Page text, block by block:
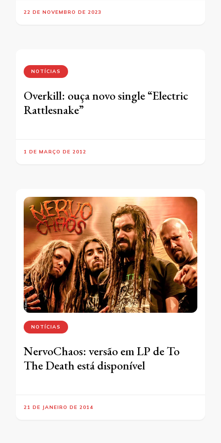
22 DE NOVEMBRO DE 2023
NOTÍCIAS
Overkill: ouça novo single “Electric
Rattlesnake”
1 DE MARÇO DE 2012
NOTÍCIAS
NervoChaos: versão em LP de To
The Death está disponível
21 DE JANEIRO DE 2014